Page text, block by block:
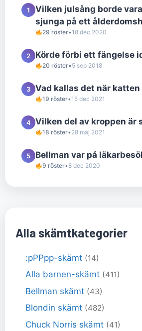
1
Vilken julsång borde
sjunga på ett
29 röster•18 dec 2020
2 Körde förbi ett fängelse
20 röster•5 sep 2018
3 Vad kallas det när
19 röster•15 dec 2021
4 Vilken del av kroppen är
18 röster•28 maj 2021
5 Bellman var på
9 röster•8 dec 2020
Alla skämtkategorier
:pPPpp-skämt (14)
Alla barnen-skämt (411)
Bellman skämt (43)
Blondin skämt (482)
Chuck Norris skämt (41)